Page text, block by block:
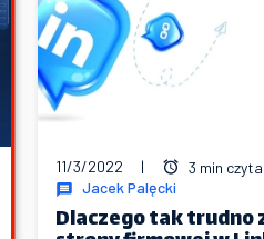
Jacek Palęcki
11/3/2022 | 3 min
Dlaczego tak trudno